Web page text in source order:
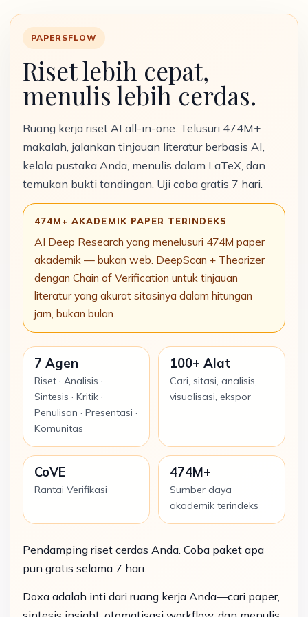
PAPERSFLOW
Riset lebih cepat,
menulis lebih cerdas.
Ruang kerja riset AI all-in-one. Telusuri 474M+
makalah, jalankan tinjauan literatur berbasis AI,
kelola pustaka Anda, menulis dalam LaTeX, dan
temukan bukti tandingan. Uji coba gratis 7 hari.
474M+ AKADEMIK PAPER TERINDEKS
AI Deep Research yang menelusuri 474M paper
akademik — bukan web. DeepScan + Theorizer
dengan Chain of Verification untuk tinjauan
literatur yang akurat sitasinya dalam hitungan
jam, bukan bulan.
7 Agen
Riset · Analisis ·
Sintesis · Kritik ·
Penulisan · Presentasi ·
Komunitas
100+ Alat
Cari, sitasi, analisis,
visualisasi, ekspor
CoVE
Rantai Verifikasi
474M+
Sumber daya
akademik terindeks
Pendamping riset cerdas Anda. Coba paket apa
pun gratis selama 7 hari.
Doxa adalah inti dari ruang kerja Anda—cari paper,